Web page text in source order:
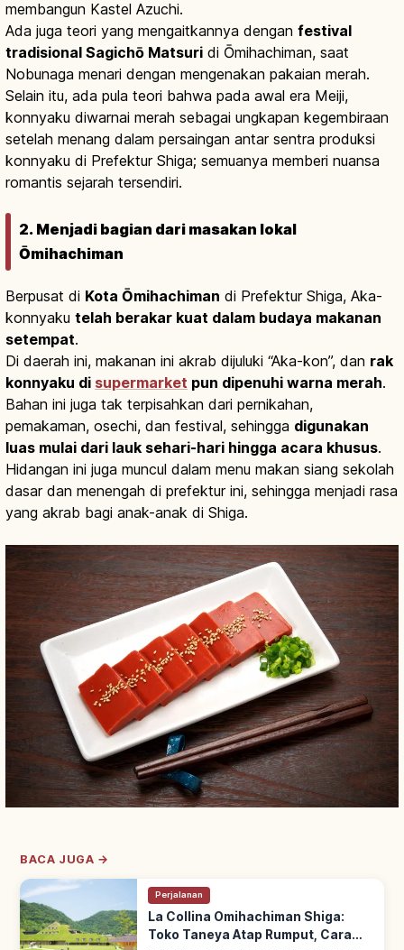
membangun Kastel Azuchi.
Ada juga teori yang mengaitkannya dengan festival
tradisional Sagichō Matsuri di Ōmihachiman, saat
Nobunaga menari dengan mengenakan pakaian merah.
Selain itu, ada pula teori bahwa pada awal era Meiji,
konnyaku diwarnai merah sebagai ungkapan kegembiraan
setelah menang dalam persaingan antar sentra produksi
konnyaku di Prefektur Shiga; semuanya memberi nuansa
romantis sejarah tersendiri.
2. Menjadi bagian dari masakan lokal
Ōmihachiman
Berpusat di Kota Ōmihachiman di Prefektur Shiga, Aka-
konnyaku telah berakar kuat dalam budaya makanan
setempat.
Di daerah ini, makanan ini akrab dijuluki “Aka-kon”, dan rak
konnyaku di supermarket pun dipenuhi warna merah.
Bahan ini juga tak terpisahkan dari pernikahan,
pemakaman, osechi, dan festival, sehingga digunakan
luas mulai dari lauk sehari-hari hingga acara khusus.
Hidangan ini juga muncul dalam menu makan siang sekolah
dasar dan menengah di prefektur ini, sehingga menjadi rasa
yang akrab bagi anak-anak di Shiga.
BACA JUGA →
Perjalanan
La Collina Omihachiman Shiga:
Toko Taneya Atap Rumput, Cara